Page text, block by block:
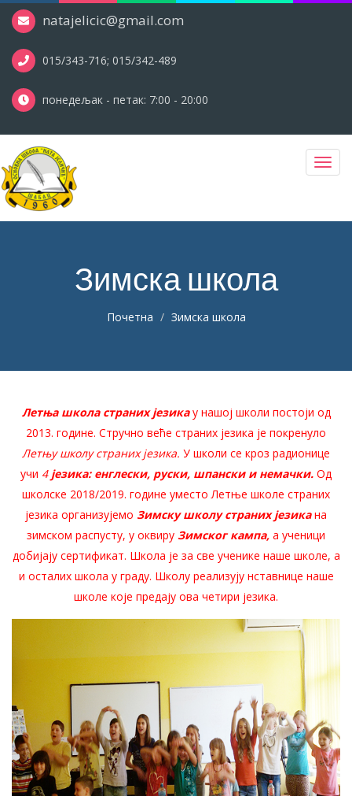
natajelicic@gmail.com
015/343-716; 015/342-489
понедељак - петак: 7:00 - 20:00
Зимска школа
Почетна Зимска школа
Летња школа страних језикау нашој школи постоји од
2013. године. Стручно веће страних језика је покренуло
Летњу школу страних језика. У школи се кроз радионице
учи 4језика: енглески, руски, шпански и немачки. Од
школске 2018/2019. године уместо Летње школе страних
језика организујемо Зимску школу страних језикана
зимском распусту, у оквиру Зимског кампа, а ученици
добијају сертификат. Школа је за све ученике наше школе, а
и осталих школа у граду. Школу реализују нставнице наше
школе које предају ова четири језика.